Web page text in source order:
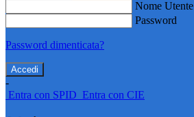
Nome Utente
Password
Password dimenticata?
-
Entra con SPID Entra con CIE